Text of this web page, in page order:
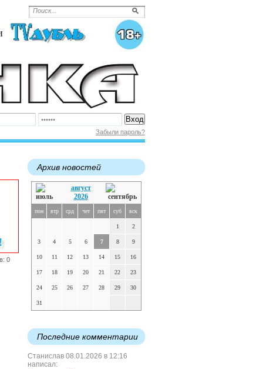
Забыли пароль?
0
Архив новостей
август
2026
пон втр срд чет пят суб вск
1 2
3 4 5 6 7 8 9
10 11 12 13 14 15 16
17 18 19 20 21 22 23
24 25 26 27 28 29 30
31
Последние комментарии
Станислав 08.01.2026 в 12:16
написал: